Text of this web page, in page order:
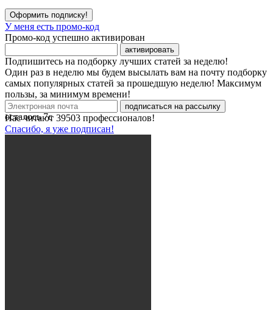
Оформить подписку!
У меня есть промо-код
Промо-код успешно активирован
активировать
Подпишитесь на подборку лучших статей за неделю!
Один раз в неделю мы будем высылать вам на почту подборку
самых популярных статей за прошедшую неделю! Максимум
пользы, за минимум времени!
подписаться на рассылку
Нас читают 39503 профессионалов!
Спасибо, я уже подписан!
осталось7с